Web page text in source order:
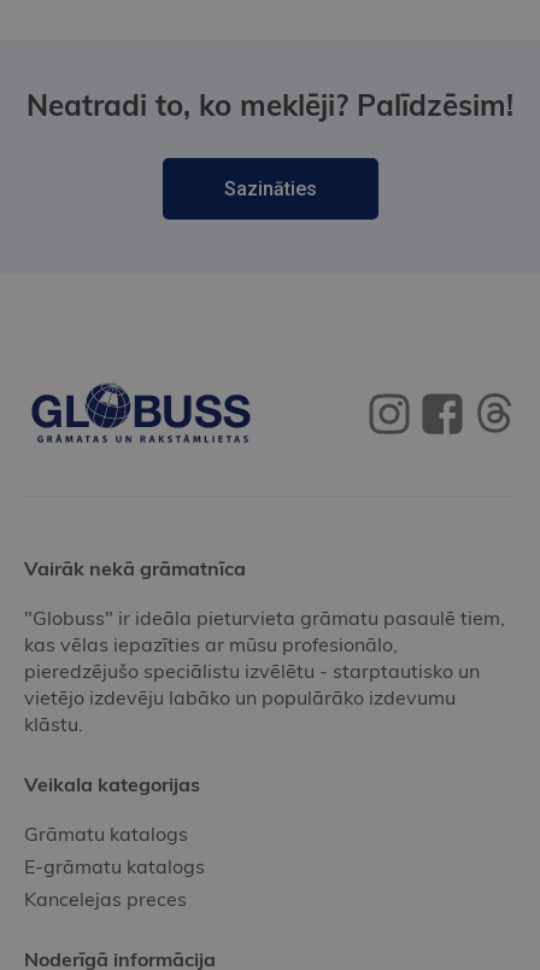
Neatradi to, ko meklēji? Palīdzēsim!
Sazināties
Vairāk nekā grāmatnīca
"Globuss" ir ideāla pieturvieta grāmatu pasaulē tiem,
kas vēlas iepazīties ar mūsu profesionālo,
pieredzējušo speciālistu izvēlētu - starptautisko un
vietējo izdevēju labāko un populārāko izdevumu
klāstu.
Veikala kategorijas
Grāmatu katalogs
E-grāmatu katalogs
Kancelejas preces
Noderīgā informācija